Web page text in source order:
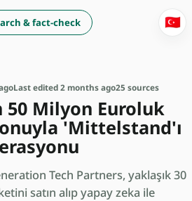
& fact-check 🇹🇷
Last edited 2 months ago25 sources
50 Milyon Euroluk
'Mittelstand'ı
Tech Partners, yaklaşık 30
satın alıp yapay zeka ile